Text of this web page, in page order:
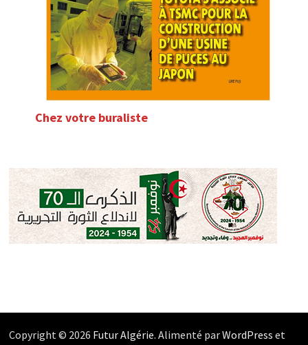
Chez votre buraliste
Copyright © 2026 Futur Algérie. Alimenté parWordPress et